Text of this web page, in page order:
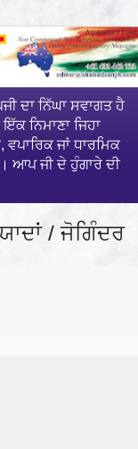
ਦਾ ਨਿੱਘਾ ਸਵਾਗਤ ਹੈ
ਨਿਮਾਣਾ ਜਿਹਾ
ਜਾਂ ਧਾਰਮਿਕ
ਆਪ ਜੀ ਦੇ ਹੁੰਗਾਰੇ ਦੀ
/ ਜੋਗਿੰਦਰ